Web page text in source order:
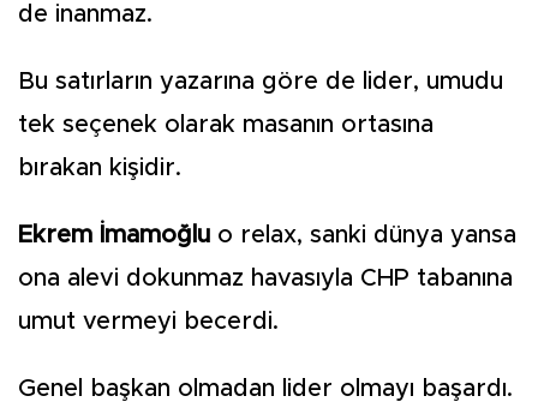
de inanmaz.
Bu satırların yazarına göre de lider, umudu
tek seçenek olarak masanın ortasına
bırakan kişidir.
Ekrem İmamoğlu o relax, sanki dünya yansa
ona alevi dokunmaz havasıyla CHP tabanına
umut vermeyi becerdi.
Genel başkan olmadan lider olmayı başardı.